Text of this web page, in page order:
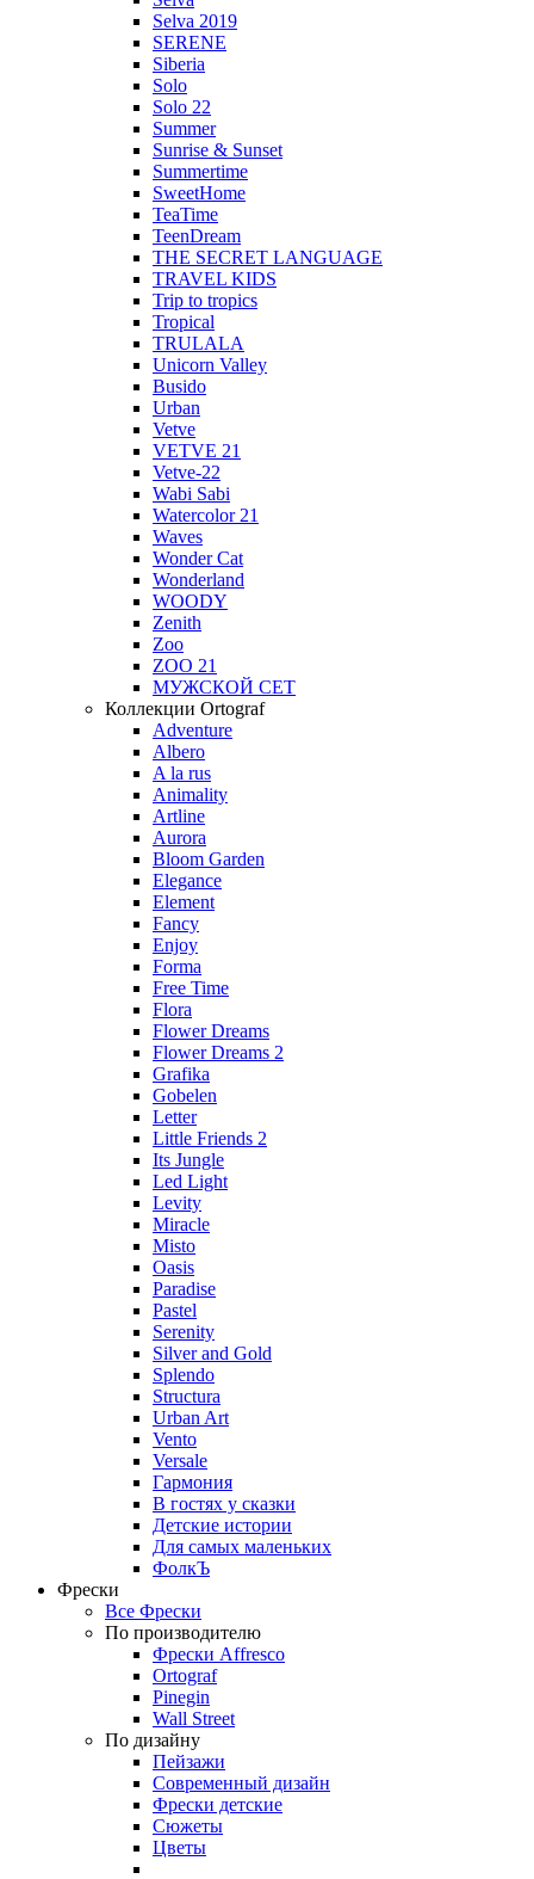
Selva 2019
SERENE
Siberia
Solo
Solo 22
Summer
Sunrise & Sunset
Summertime
SweetHome
TeaTime
TeenDream
THE SECRET LANGUAGE
TRAVEL KIDS
Trip to tropics
Tropical
TRULALA
Unicorn Valley
Busido
Urban
Vetve
VETVE 21
Vetve-22
Wabi Sabi
Watercolor 21
Waves
Wonder Cat
Wonderland
WOODY
Zenith
Zoo
ZOO 21
МУЖСКОЙ СЕТ
Коллекции Ortograf
Adventure
Albero
A la rus
Animality
Artline
Aurora
Bloom Garden
Elegance
Element
Fancy
Enjoy
Forma
Free Time
Flora
Flower Dreams
Flower Dreams 2
Grafika
Gobelen
Letter
Little Friends 2
Its Jungle
Led Light
Levity
Miracle
Misto
Oasis
Paradise
Pastel
Serenity
Silver and Gold
Splendo
Structura
Urban Art
Vento
Versale
Гармония
В гостях у сказки
Детские истории
Для самых маленьких
ФолкЪ
Фрески
Все Фрески
По производителю
Фрески Affresco
Ortograf
Pinegin
Wall Street
По дизайну
Пейзажи
Современный дизайн
Фрески детские
Сюжеты
Цветы